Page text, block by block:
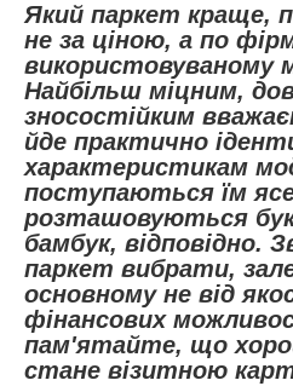
Який паркет краще,
не за ціною, а по
використовуваному
Найбільш міцним,
зносостійким
йде практично
характеристикам
поступаються їм
розташовуються
бамбук, відповідно.
паркет вибрати,
основному не від
фінансових
пам'ятайте, що
стане візитною